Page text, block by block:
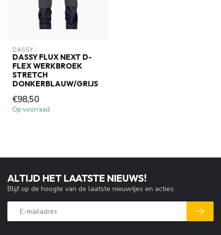
DASSY
DASSY FLUX NEXT D-
FLEX WERKBROEK
STRETCH
DONKERBLAUW/GRIJS
€98,50
Op voorraad
ALTIJD HET LAATSTE NIEUWS!
Blijf op de hoogte van de laatste nieuwtjes en acties.